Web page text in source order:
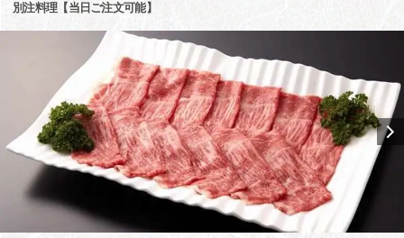
別注料理【当日ご注文可能】